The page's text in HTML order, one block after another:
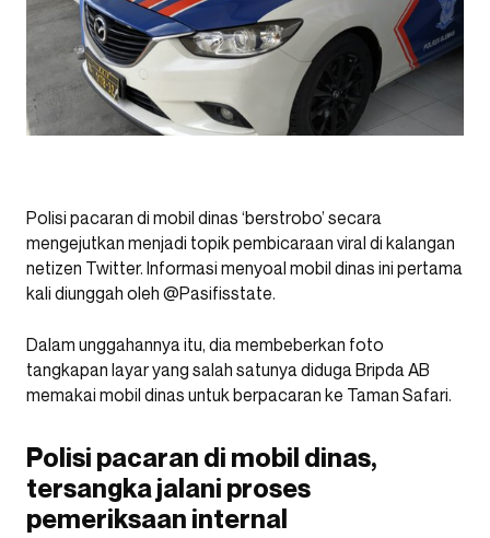
Polisi pacaran di mobil dinas ‘berstrobo’ secara
mengejutkan menjadi topik pembicaraan viral di kalangan
netizen Twitter. Informasi menyoal mobil dinas ini pertama
kali diunggah oleh @Pasifisstate.
Dalam unggahannya itu, dia membeberkan foto
tangkapan layar yang salah satunya diduga Bripda AB
memakai mobil dinas untuk berpacaran ke Taman Safari.
Polisi pacaran di mobil dinas,
tersangka jalani proses
pemeriksaan internal